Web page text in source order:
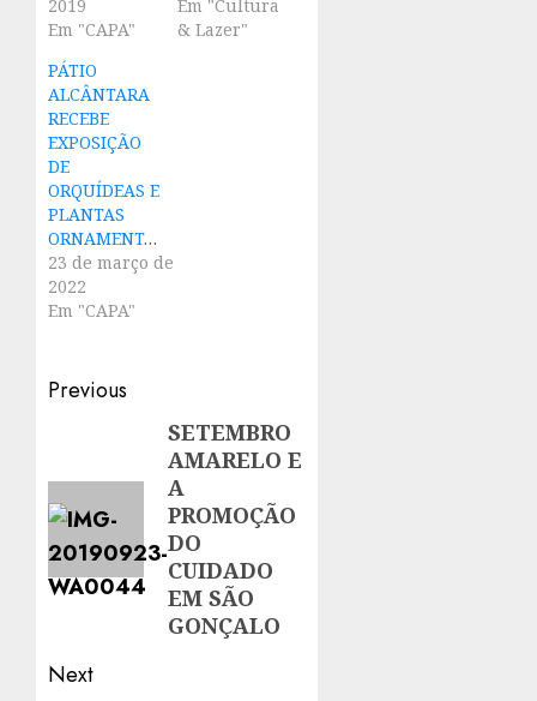
2019
Em "CAPA"
Em "Cultura
& Lazer"
PÁTIO
ALCÂNTARA
RECEBE
EXPOSIÇÃO
DE
ORQUÍDEAS E
PLANTAS
ORNAMENTAIS
23 de março de
2022
Em "CAPA"
Post
navigation
Previous
SETEMBRO
AMARELO E
A
PROMOÇÃO
DO
CUIDADO
EM SÃO
GONÇALO
Next